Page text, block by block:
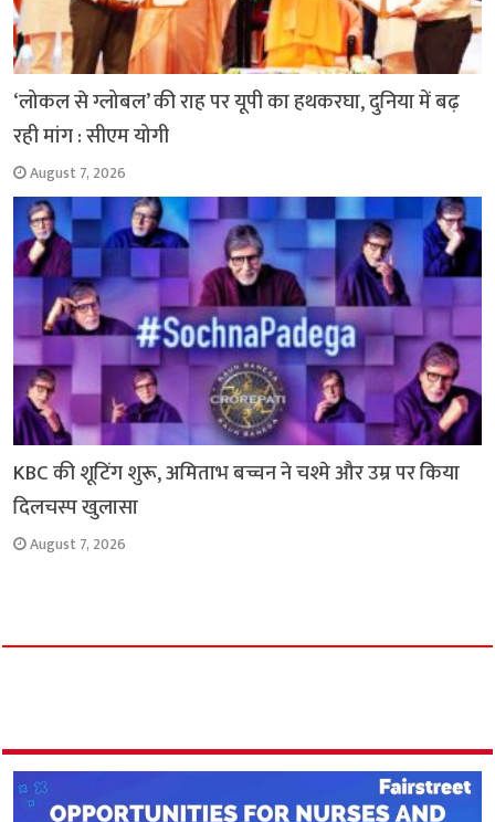
‘लोकल से ग्लोबल’ की राह पर यूपी का हथकरघा, दुनिया में बढ़
रही मांग : सीएम योगी
August 7, 2026
KBC की शूटिंग शुरू, अमिताभ बच्चन ने चश्मे और उम्र पर किया
दिलचस्प खुलासा
August 7, 2026